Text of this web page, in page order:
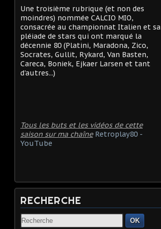
Une troisième rubrique (et non des
moindres) nommée CALCIO MIO,
consacrée au championnat Italien et sa
pléiade de stars qui ont marqué la
décennie 80 (Platini, Maradona, Zico,
Socrates, Gullit, Rykard, Van Basten,
Careca, Boniek, Ejkaer Larsen et tant
d'autres...)
Tous les buts et les vidéos de cette
saison sur ma chaîne Retroplay80 -
YouTube
RECHERCHE
OK